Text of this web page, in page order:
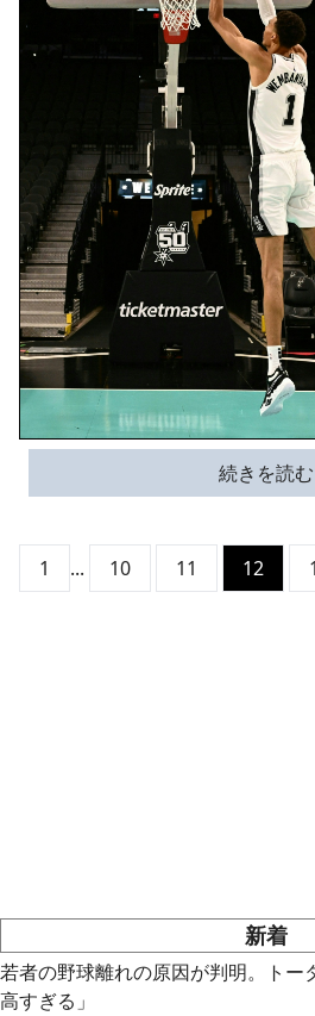
続きを読む
1 ... 10 11 12
新着
若者の野球離れの原因が判明。トー
高すぎる」